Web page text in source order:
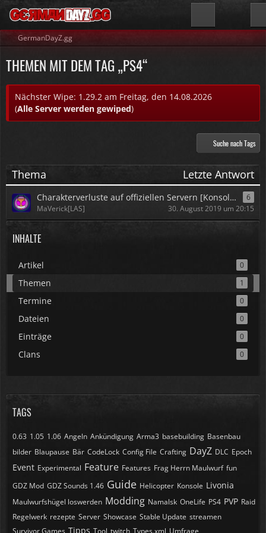
GermanDayZ.gg
THEMEN MIT DEM TAG „PS4“
Nächster Wipe: 1.29.2 am Freitag, den 14.08.2026
(Alle Server werden gewiped)
Suche nach Tags
Thema Letzte Antwort
Charakterverluste auf offiziellen Servern [Konsolenübergreifend]
6
MaVerick[LAS]
30. August 2019 um 20:15
INHALTE
Artikel 0
Themen 1
Termine 0
Dateien 0
Einträge 0
Clans 0
TAGS
0.63 1.05 1.06 Angeln Ankündigung Arma3 basebuilding Basenbau
bilder Blaupause Bär CodeLock Config File Crafting DayZ DLC Epoch
Event Experimental Feature Features Frag Herrn Maulwurf fun
GDZ Mod GDZ Sounds 1.46 Guide Helicopter Konsole Livonia
Maulwurfshügel loswerden Modding Namalsk OneLife PS4 PVP Raid
Regelwerk rezepte Server Showcase Stable Update streamen
Survivor Games Tipps Tool twitch Types.xml Umfrage